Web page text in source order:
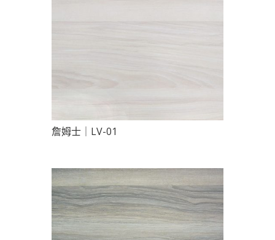
詹姆士｜LV-01